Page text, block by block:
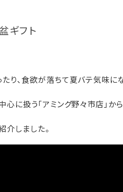
ギフト
り、食欲が落ちて夏バテ気味に
に扱う「アミング野々市店」から
介しました。